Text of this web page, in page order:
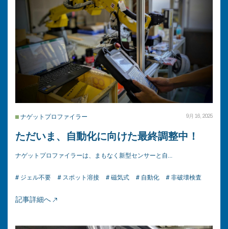
ナゲットプロファイラー 9月 16, 2025
ただいま、自動化に向けた最終調整中！
ナゲットプロファイラーは、まもなく新型センサーと自…
# ジェル不要 # スポット溶接 # 磁気式 # 自動化 # 非破壊検査
記事詳細へ